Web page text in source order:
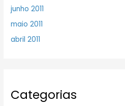
junho 2011
maio 2011
abril 2011
Categorias